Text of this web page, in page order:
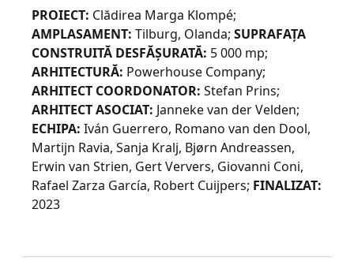
PROIECT: Clădirea Marga Klompé;
AMPLASAMENT: Tilburg, Olanda; SUPRAFAȚA
CONSTRUITĂ DESFĂȘURATĂ: 5 000 mp;
ARHITECTURĂ: Powerhouse Company;
ARHITECT COORDONATOR: Stefan Prins;
ARHITECT ASOCIAT: Janneke van der Velden;
ECHIPA: Iván Guerrero, Romano van den Dool,
Martijn Ravia, Sanja Kralj, Bjørn Andreassen,
Erwin van Strien, Gert Ververs, Giovanni Coni,
Rafael Zarza García, Robert Cuijpers; FINALIZAT:
2023